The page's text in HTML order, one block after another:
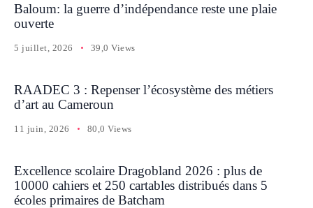
Baloum: la guerre d’indépendance reste une plaie
ouverte
5 juillet, 2026 39,0 Views
RAADEC 3 : Repenser l’écosystème des métiers
d’art au Cameroun
11 juin, 2026 80,0 Views
Excellence scolaire Dragobland 2026 : plus de
10000 cahiers et 250 cartables distribués dans 5
écoles primaires de Batcham